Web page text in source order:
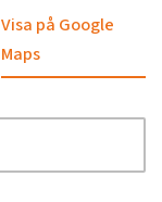
Visa på Google
Maps